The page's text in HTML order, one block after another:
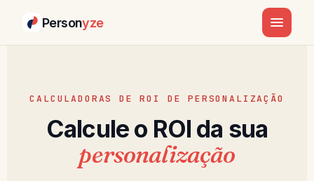
Personyze
CALCULADORAS DE ROI DE PERSONALIZAÇÃO
Calcule o ROI da sua
personalização